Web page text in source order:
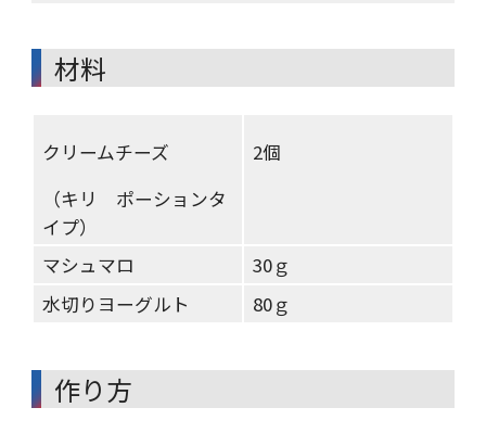
材料
クリームチーズ
（キリ ポーションタ
イプ）
2個
マシュマロ
30ｇ
水切りヨーグルト
80ｇ
作り方